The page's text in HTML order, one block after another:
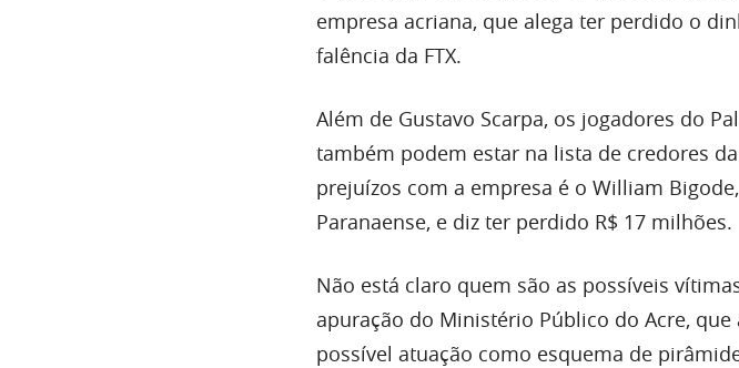
empresa acriana, que alega ter perdido o
falência da FTX.
Além de Gustavo Scarpa, os jogadores do
também podem estar na lista de credores
prejuízos com a empresa é o William
Paranaense, e diz ter perdido R$ 17 milhões.
Não está claro quem são as possíveis
apuração do Ministério Público do Acre,
possível atuação como esquema de